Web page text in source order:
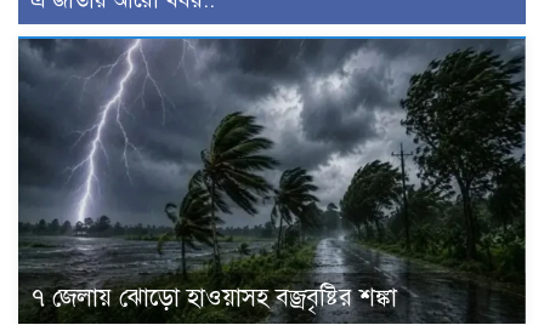
৭ জেলায় ঝোড়ো হাওয়াসহ বজ্রবৃষ্টির শঙ্কা